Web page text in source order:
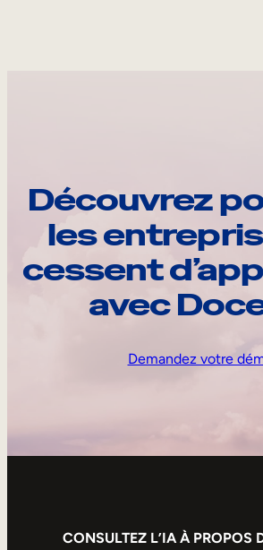
Découvrez
les
cessent
avec
Demandez votre
CONSULTEZ L’IA À PROPOS